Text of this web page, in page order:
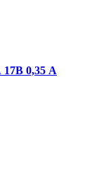
17В 0,35 А